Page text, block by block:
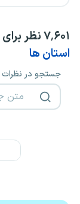
۷٬۶۰۱نظر برای
استان ها
جستجو در نظرات